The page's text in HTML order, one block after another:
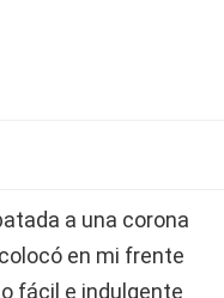
a una corona
en mi frente
fácil e indulgente